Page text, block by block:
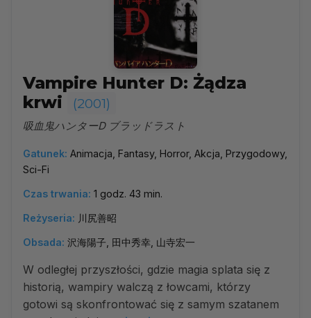
Vampire Hunter D: Żądza
krwi
(2001)
吸血鬼ハンターD ブラッドラスト
Gatunek: Animacja, Fantasy, Horror, Akcja, Przygodowy,
Sci-Fi
Czas trwania: 1 godz. 43 min.
Reżyseria: 川尻善昭
Obsada: 沢海陽子, 田中秀幸, 山寺宏一
W odległej przyszłości, gdzie magia splata się z
historią, wampiry walczą z łowcami, którzy
gotowi są skonfrontować się z samym szatanem